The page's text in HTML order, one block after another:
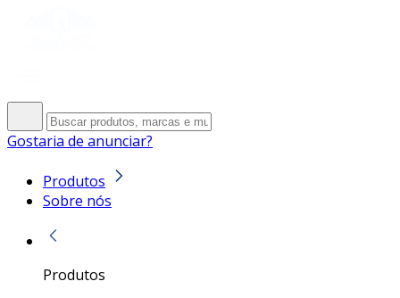
Gostaria de anunciar?
Produtos
Sobre nós
Produtos